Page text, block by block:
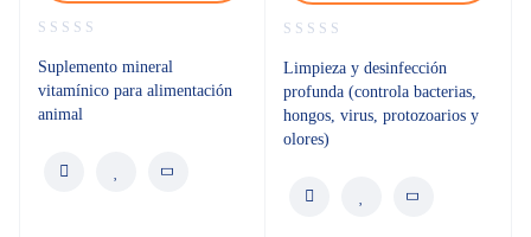
Suplemento mineral
vitamínico para alimentación
animal
Limpieza y desinfección
profunda (controla bacterias,
hongos, virus, protozoarios y
olores)